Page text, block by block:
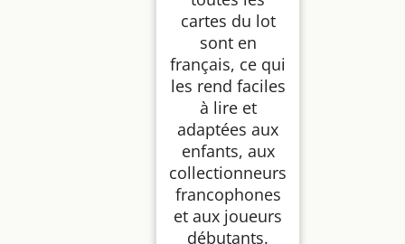
cartes du lot
sont en
français, ce qui
les rend faciles
à lire et
adaptées aux
enfants, aux
collectionneurs
francophones
et aux joueurs
débutants.